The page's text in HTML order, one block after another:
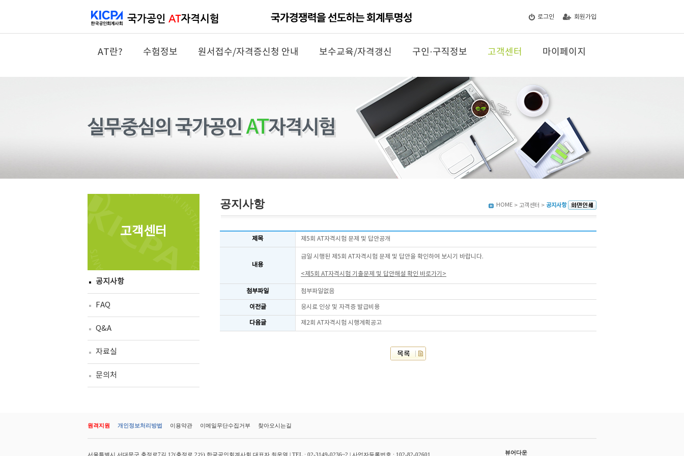
로그인 회원가입
AT란? 수험정보 원서접수/자격증신청 안내 보수교육/자격갱신 구인·구직정보 고객센터 마이페이지
고객센터
공지사항
FAQ
Q&A
자료실
문의처
공지사항 HOME > 고객센터 > 공지사항
제목 제5회 AT자격시험 문제 및 답안공개
내용
금일 시행된 제5회 AT자격시험 문제 및 답안을 확인하여 보시기 바랍니다.
<제5회 AT자격시험 기출문제 및 답안해설 확인 바로가기>
첨부파일 첨부파일없음
이전글 응시료 인상 및 자격증 발급비용
다음글 제2회 AT자격시험 시행계획공고
원격지원 개인정보처리방법 이용약관 이메일무단수집거부 찾아오시는길
서울특별시 서대문구 충정로7길 12(충정로 2가) 한국공인회계사회 대표자 최운열 | TEL : 02-3149-0236~2 | 사업자등록번호 : 102-82-02601 뷰어다운